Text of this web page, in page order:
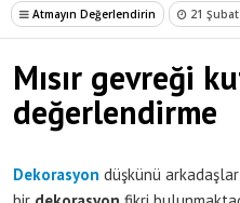
Atmayın Değerlendirin 21
Mısır gevreği
değerlendirme
Dekorasyon düşkünü